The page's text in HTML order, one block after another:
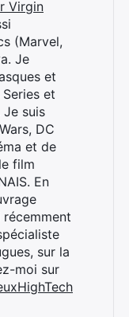
Virgin
(Marvel,
Je
et
et
suis
DC
et de
film
En
sur la
moi sur